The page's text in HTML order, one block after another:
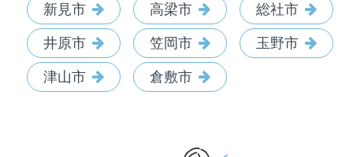
新見市 高梁市 総社市
井原市 笠岡市 玉野市
津山市 倉敷市